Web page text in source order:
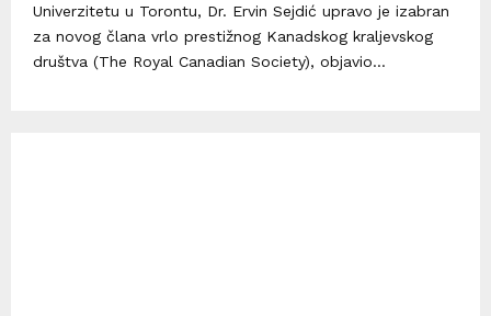
Univerzitetu u Torontu, Dr. Ervin Sejdić upravo je izabran
za novog člana vrlo prestižnog Kanadskog kraljevskog
društva (The Royal Canadian Society), objavio...